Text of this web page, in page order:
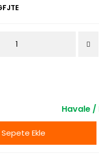
Havale /
Sepete Ekle